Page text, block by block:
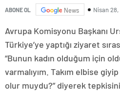
ABONE OL News Nisan 28,
Avrupa Komisyonu Başkanı
Türkiye’ye yaptığı ziyaret
“Bunun kadın olduğum için
varmalıyım. Takım elbise
olur muydu?” diyerek